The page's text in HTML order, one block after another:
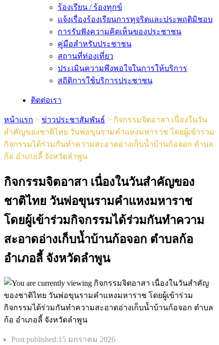
ร้องเรียน / ร้องทุกข์
แจ้งเรื่องร้องเรียนการทุจริตและประพฤติมิชอบ
การรับฟังความคิดเห็นของประชาชน
คู่มือสำหรับประชาชน
สถานที่ท่องเที่ยว
ประเมินความพึงพอใจในการให้บริการ
สถิติการใช้บริการประชาชน
ติดต่อเรา
หน้าแรก > ข่าวประชาสัมพันธ์ > กิจกรรมจิตอาสา เนื่องในวัน
สำคัญของชาติไทย วันพ่อขุนรามคำแหงมหาราช โดยผู้เข้าร่วม
กิจกรรมได้ร่วมกันทำความสะอาดอ่างเก็บน้ำบ้านก้อจอก ตำบล
ก้อ อำเภอลี้ จังหวัดลำพูน
กิจกรรมจิตอาสา เนื่องในวันสำคัญของ
ชาติไทย วันพ่อขุนรามคำแหงมหาราช
โดยผู้เข้าร่วมกิจกรรมได้ร่วมกันทำความ
สะอาดอ่างเก็บน้ำบ้านก้อจอก ตำบลก้อ
อำเภอลี้ จังหวัดลำพูน
Post published:15 มกราคม 2026